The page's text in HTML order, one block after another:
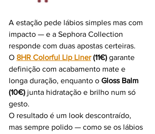
A estação pede lábios simples mas com
impacto — e a Sephora Collection
responde com duas apostas certeiras.
O 8HR Colorful Lip Liner (11€) garante
definição com acabamento mate e
longa duração, enquanto o Gloss Balm
(10€) junta hidratação e brilho num só
gesto.
O resultado é um look descontraído,
mas sempre polido — como se os lábios